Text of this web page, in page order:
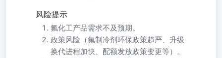
风险提示
氟化工产品需求不及预期。
政策风险（氟制冷剂环保政策趋严、升级
换代进程加快、配额发放政策变更等）。